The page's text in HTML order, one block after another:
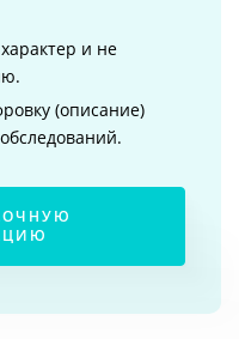
и не
(описание)